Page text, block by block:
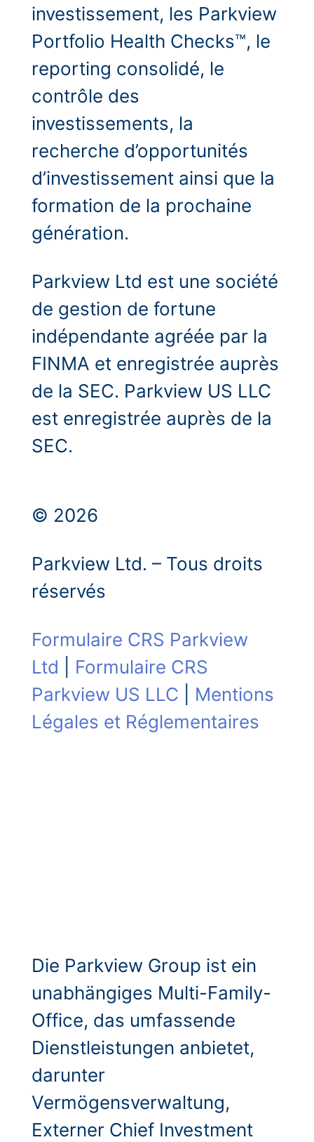
investissement, les Parkview
Portfolio Health Checks™, le
reporting consolidé, le
contrôle des
investissements, la
recherche d’opportunités
d’investissement ainsi que la
formation de la prochaine
génération.
Parkview Ltd est une société
de gestion de fortune
indépendante agréée par la
FINMA et enregistrée auprès
de la SEC. Parkview US LLC
est enregistrée auprès de la
SEC.
© 2026
Parkview Ltd. – Tous droits
réservés
Formulaire CRS Parkview
Ltd
Formulaire CRS
Parkview US LLC
Mentions
Légales et Réglementaires
Die Parkview Group ist ein
unabhängiges Multi-Family-
Office, das umfassende
Dienstleistungen anbietet,
darunter
Vermögensverwaltung,
Externer Chief Investment